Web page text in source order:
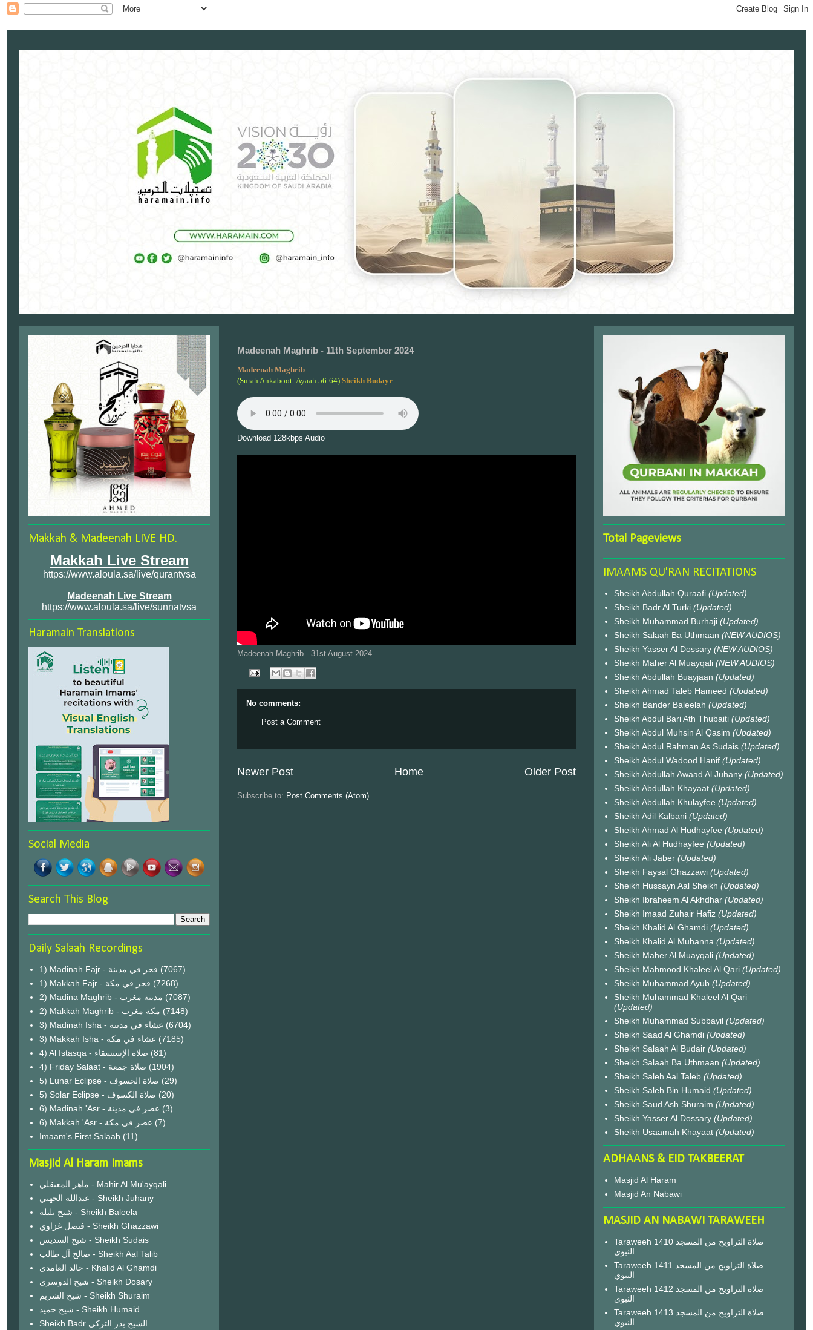
Madeenah Maghrib - 11th September 2024
Madeenah Maghrib
(Surah Ankaboot: Ayaah 56-64) Sheikh Budayr
Download 128kbps Audio
Madeenah Maghrib - 31st August 2024
No comments:
Post a Comment
Newer Post Older Post
Home
Subscribe to: Post Comments (Atom)
Makkah & Madeenah LIVE HD.
Makkah Live Stream
https://www.aloula.sa/live/qurantvsa
Madeenah Live Stream
https://www.aloula.sa/live/sunnatvsa
Haramain Translations
Social Media
Search This Blog
Daily Salaah Recordings
1) Madinah Fajr - فجر في مدينة (7067)
1) Makkah Fajr - فجر في مكة (7268)
2) Madina Maghrib - مدينة مغرب (7087)
2) Makkah Maghrib - مكة مغرب (7148)
3) Madinah Isha - عشاء في مدينة (6704)
3) Makkah Isha - عشاء في مكة (7185)
4) Al Istasqa - صلاة الإستسقاء (81)
4) Friday Salaat - صلاة جمعة (1904)
5) Lunar Eclipse - صلاة الخسوف (29)
(20)
6) Madinah 'Asr - عصر في مدينة (3)
6) Makkah 'Asr - عصر في مكة (7)
Imaam's First Salaah (11)
Masjid Al Haram Imams
ماهر المعيقلي - Mahir Al Mu'ayqali
عبدالله الجهني - Sheikh Juhany
شيخ بليلة - Sheikh Baleela
فيصل غزاوي - Sheikh Ghazzawi
شيخ السديس - Sheikh Sudais
صالح آل طالب - Sheikh Aal Talib
خالد الغامدي - Khalid Al Ghamdi
شيخ الدوسري - Sheikh Dosary
شيخ الشريم - Sheikh Shuraim
شيخ حميد - Sheikh Humaid
Sheikh Badr الشيخ بدر التركي
Total Pageviews
IMAAMS QU'RAN RECITATIONS
Sheikh Abdullah Quraafi (Updated)
Sheikh Badr Al Turki (Updated)
Sheikh Muhammad Burhaji (Updated)
Sheikh Salaah Ba Uthmaan (NEW AUDIOS)
Sheikh Yasser Al Dossary (NEW AUDIOS)
Sheikh Maher Al Muayqali (NEW AUDIOS)
Sheikh Abdullah Buayjaan (Updated)
Sheikh Ahmad Taleb Hameed (Updated)
Sheikh Bander Baleelah (Updated)
Sheikh Abdul Bari Ath Thubaiti (Updated)
Sheikh Abdul Muhsin Al Qasim (Updated)
Sheikh Abdul Rahman As Sudais (Updated)
Sheikh Abdul Wadood Hanif (Updated)
Sheikh Abdullah Awaad Al Juhany (Updated)
Sheikh Abdullah Khayaat (Updated)
Sheikh Abdullah Khulayfee (Updated)
Sheikh Adil Kalbani (Updated)
Sheikh Ahmad Al Hudhayfee (Updated)
Sheikh Ali Al Hudhayfee (Updated)
Sheikh Ali Jaber (Updated)
Sheikh Faysal Ghazzawi (Updated)
Sheikh Hussayn Aal Sheikh (Updated)
Sheikh Ibraheem Al Akhdhar (Updated)
Sheikh Imaad Zuhair Hafiz (Updated)
Sheikh Khalid Al Ghamdi (Updated)
Sheikh Khalid Al Muhanna (Updated)
Sheikh Maher Al Muayqali (Updated)
Sheikh Mahmood Khaleel Al Qari (Updated)
Sheikh Muhammad Ayub (Updated)
Sheikh Muhammad Khaleel Al Qari
(Updated)
Sheikh Muhammad Subbayil (Updated)
Sheikh Saad Al Ghamdi (Updated)
Sheikh Salaah Al Budair (Updated)
Sheikh Salaah Ba Uthmaan (Updated)
Sheikh Saleh Aal Taleb (Updated)
Sheikh Saleh Bin Humaid (Updated)
Sheikh Saud Ash Shuraim (Updated)
Sheikh Yasser Al Dossary (Updated)
Sheikh Usaamah Khayaat (Updated)
ADHAANS & EID TAKBEERAT
Masjid Al Haram
Masjid An Nabawi
MASJID AN NABAWI TARAWEEH
Taraweeh 1410 صلاة التراويح من المسجد
النبوي
Taraweeh 1411 صلاة التراويح من المسجد
النبوي
Taraweeh 1412 صلاة التراويح من المسجد
النبوي
Taraweeh 1413 صلاة التراويح من المسجد
النبوي